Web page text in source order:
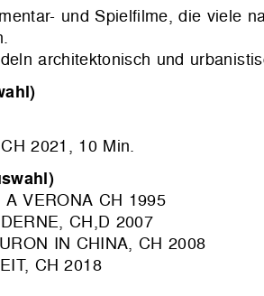
und Spielfilme, die viele
architektonisch und
2021, 10 Min.
VERONA CH 1995
CH,D 2007
IN CHINA, CH 2008
CH 2018